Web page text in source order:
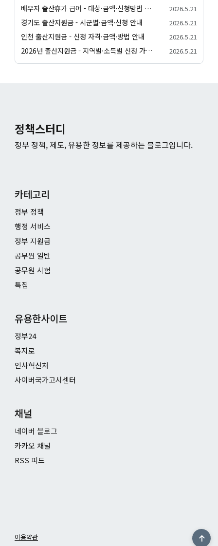
배우자 출산휴가 급여 - 대상·금액·신청방법 정리 2026.5.21
경기도 출산지원금 - 시군별·금액·신청 안내 2026.5.21
인천 출산지원금 - 신청 자격·금액·방법 안내 2026.5.21
2026년 출산지원금 - 지역별·소득별 신청 가이드 2026.5.21
정책스터디
정부 정책, 제도, 유용한 정보를 제공하는 블로그입니다.
카테고리
정부 정책
행정 서비스
정부 지원금
공무원 일반
공무원 시험
특집
유용한사이트
정부24
복지로
인사혁신처
사이버국가고시센터
채널
네이버 블로그
카카오 채널
RSS 피드
이용약관